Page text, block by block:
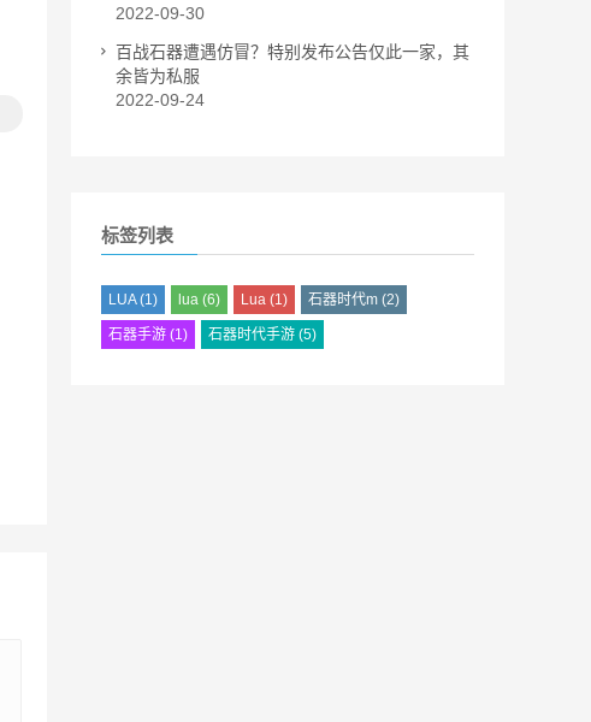
2022-09-30
百战石器遭遇仿冒？特别发布公告仅此一家，其
余皆为私服
2022-09-24
标签列表
LUA(1) lua (6) Lua (1) 石器时代m (2)
石器手游 (1) 石器时代手游 (5)